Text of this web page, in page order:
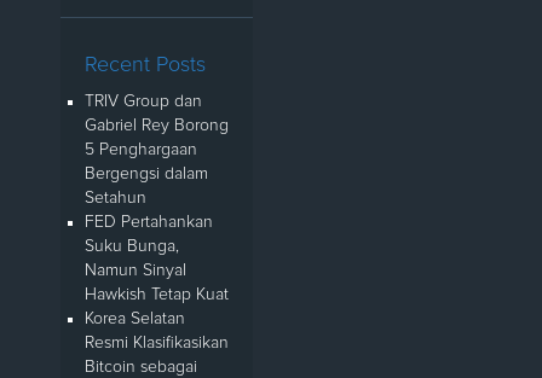
Recent Posts
TRIV Group dan
Gabriel Rey Borong
5 Penghargaan
Bergengsi dalam
Setahun
FED Pertahankan
Suku Bunga,
Namun Sinyal
Hawkish Tetap Kuat
Korea Selatan
Resmi Klasifikasikan
Bitcoin sebagai